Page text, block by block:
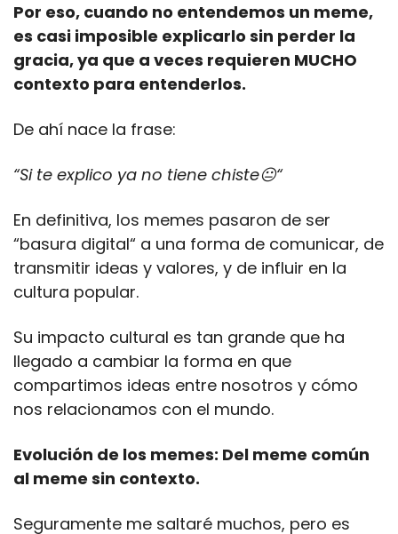
Por eso, cuando no entendemos un meme,
es casi imposible explicarlo sin perder la
gracia, ya que a veces requieren MUCHO
contexto para entenderlos.
De ahí nace la frase:
“Si te explico ya no tiene chiste😐“
En definitiva, los memes pasaron de ser
“basura digital“ a una forma de comunicar, de
transmitir ideas y valores, y de influir en la
cultura popular.
Su impacto cultural es tan grande que ha
llegado a cambiar la forma en que
compartimos ideas entre nosotros y cómo
nos relacionamos con el mundo.
Evolución de los memes: Del meme común
al meme sin contexto.
Seguramente me saltaré muchos, pero es